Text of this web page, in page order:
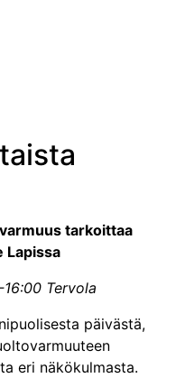
tarkoittaa
Lapissa
Tervola
päivästä,
eri näkökulmasta.